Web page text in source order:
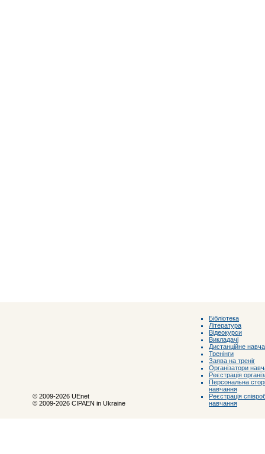
© 2009-2026 UEnet
© 2009-2026 CIPAEN in Ukraine
Бібліотека
Література
Відеокурси
Викладачі
Дистанційне
Тренінги
Заява на треніг
Організатори
Реєстрація
Персональна
навчання
Реєстрація
навчання